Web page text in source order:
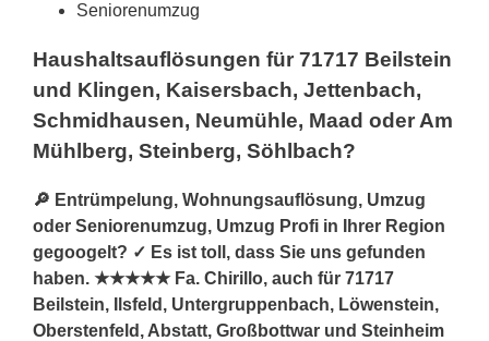
Seniorenumzug
Haushaltsauflösungen für 71717 Beilstein
und Klingen, Kaisersbach, Jettenbach,
Schmidhausen, Neumühle, Maad oder Am
Mühlberg, Steinberg, Söhlbach?
🔎 Entrümpelung, Wohnungsauflösung, Umzug
oder Seniorenumzug, Umzug Profi in Ihrer Region
gegoogelt? ✓ Es ist toll, dass Sie uns gefunden
haben. ★★★★★ Fa. Chirillo, auch für 71717
Beilstein, Ilsfeld, Untergruppenbach, Löwenstein,
Oberstenfeld, Abstatt, Großbottwar und Steinheim